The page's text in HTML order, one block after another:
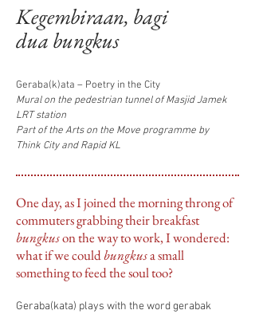
Kegembiraan, bagi
dua bungkus
Geraba(k)ata – Poetry in the City
Mural on the pedestrian tunnel of Masjid Jamek
LRT station
Part of the Arts on the Move programme by
Think City and Rapid KL
One day, as I joined the morning throng of
commuters grabbing their breakfast
bungkuson the way to work, I wondered:
what if we couldbungkusa small
something to feed the soul too?
Geraba(kata) plays with the word gerabak